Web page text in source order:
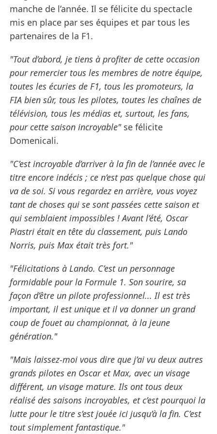
manche de l’année. Il se félicite du spectacle
mis en place par ses équipes et par tous les
partenaires de la F1.
"Tout d’abord, je tiens à profiter de cette occasion
pour remercier tous les membres de notre équipe,
toutes les écuries de F1, tous les promoteurs, la
FIA bien sûr, tous les pilotes, toutes les chaînes de
télévision, tous les médias et, surtout, les fans,
pour cette saison incroyable"se félicite
Domenicali.
"C’est incroyable d’arriver à la fin de l’année avec le
titre encore indécis ; ce n’est pas quelque chose qui
va de soi. Si vous regardez en arrière, vous voyez
tant de choses qui se sont passées cette saison et
qui semblaient impossibles ! Avant l’été, Oscar
Piastri était en tête du classement, puis Lando
Norris, puis Max était très fort."
"Félicitations à Lando. C’est un personnage
formidable pour la Formule 1. Son sourire, sa
façon d’être un pilote professionnel... Il est très
important, il est unique et il va donner un grand
coup de fouet au championnat, à la jeune
génération."
"Mais laissez-moi vous dire que j’ai vu deux autres
grands pilotes en Oscar et Max, avec un visage
différent, un visage mature. Ils ont tous deux
réalisé des saisons incroyables, et c’est pourquoi la
lutte pour le titre s’est jouée ici jusqu’à la fin. C’est
tout simplement fantastique."